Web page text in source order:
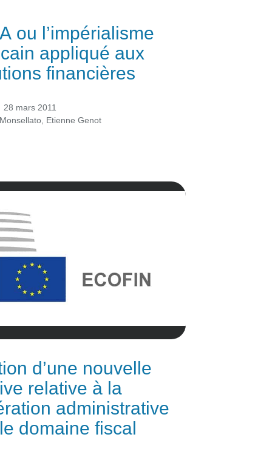
ou l’impérialisme
appliqué aux
financières
28 mars 2011
Etienne Genot
d’une nouvelle
relative à la
administrative
domaine fiscal